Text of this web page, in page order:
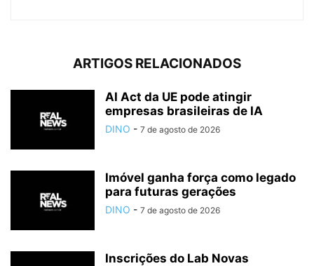
ARTIGOS RELACIONADOS
AI Act da UE pode atingir
empresas brasileiras de IA
DINO - 7 de agosto de 2026
Imóvel ganha força como legado
para futuras gerações
DINO - 7 de agosto de 2026
Inscrições do Lab Novas